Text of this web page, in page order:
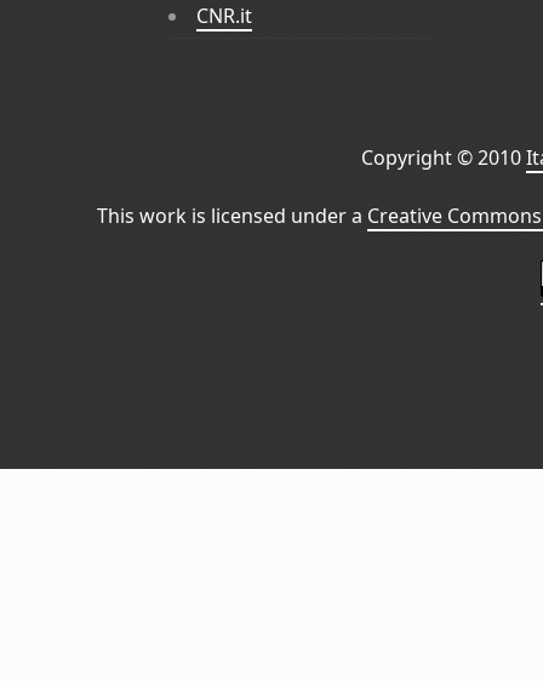
CNR.it
Copyright © 2010
This work is licensed under a Creative